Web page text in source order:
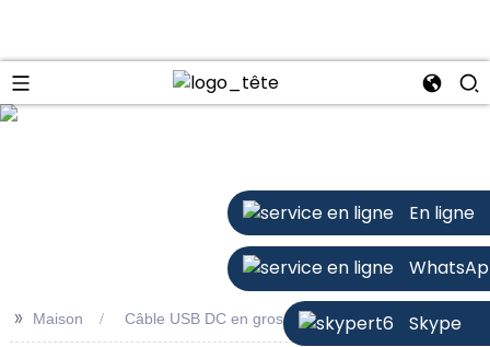
En ligne
Skype
>> Maison Câble USB DC en gros